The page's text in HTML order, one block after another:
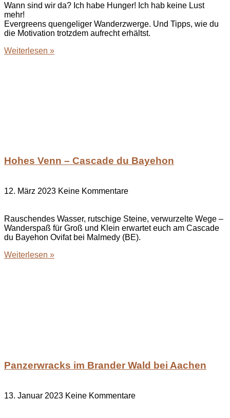
Wann sind wir da? Ich habe Hunger! Ich hab keine Lust
mehr!
Evergreens quengeliger Wanderzwerge. Und Tipps, wie du
die Motivation trotzdem aufrecht erhältst.
Weiterlesen »
Hohes Venn – Cascade du Bayehon
12. März 2023 Keine Kommentare
Rauschendes Wasser, rutschige Steine, verwurzelte Wege –
Wanderspaß für Groß und Klein erwartet euch am Cascade
du Bayehon Ovifat bei Malmedy (BE).
Weiterlesen »
Panzerwracks im Brander Wald bei Aachen
13. Januar 2023 Keine Kommentare